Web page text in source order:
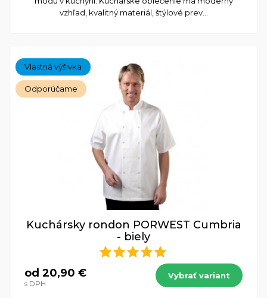
vzhľad, kvalitný materiál, štýlové prev...
Vlastná výšivka
Odporúčame
Kuchársky rondon PORWEST Cumbria
- biely
od 20,90 €
s DPH
Vybrať variant